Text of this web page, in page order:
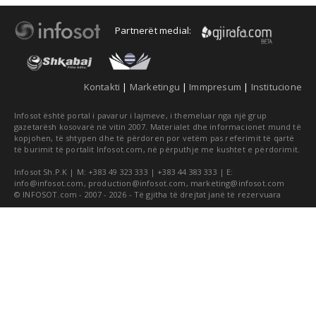
Partnerët medial:
Kontakti | Marketingu | Immpresum | Institucione
Infosot është portal i pavarur i lajmeve, i themeluar nga një grup
gazetarësh kosovarë në vitin 2007. Materialet dhe informacionet mund të
kopjohen, të shtypen dhe të përdoren por vetëm pas referimit të qartë
të burimit të portalit Infosot.com, në përputhje me kushtet e përdorimit.
Infosot Sh.P.K | M: +383 49 323 333 | +383 44 383 333 | E:
info@infosot.com , production@infosot.com , marketing@infosot.com
© INFOSOT.com - 2007 - 2026 - Të gjitha të drejtat janë të rezervuara